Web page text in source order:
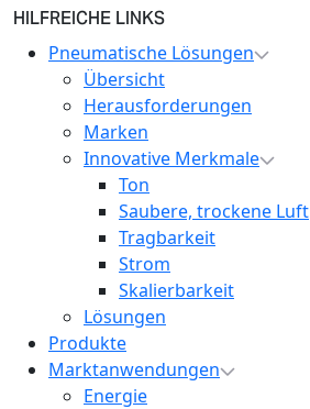
HILFREICHE LINKS
Pneumatische Lösungen
Übersicht
Herausforderungen
Marken
Innovative Merkmale
Ton
Saubere, trockene Luft
Tragbarkeit
Strom
Skalierbarkeit
Lösungen
Produkte
Marktanwendungen
Energie